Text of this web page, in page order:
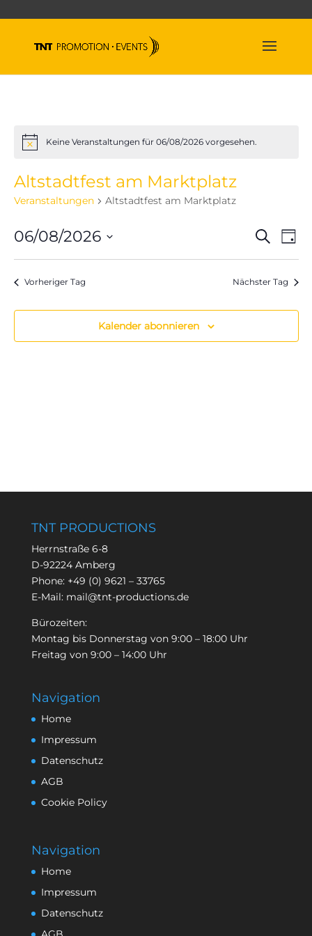
HinweisKeine Veranstaltungen für 06/08/2026 vorgesehen.
Altstadtfest am Marktplatz
Veranstaltungen Altstadtfest am Marktplatz
Suche
Tag
06/08/2026
Vorheriger Tag Nächster Tag
Kalender abonnieren
TNT PRODUCTIONS
Herrnstraße 6-8
D-92224 Amberg
Phone: +49 (0) 9621 – 33765
E-Mail: mail@tnt-productions.de
Bürozeiten:
Montag bis Donnerstag von 9:00 – 18:00 Uhr
Freitag von 9:00 – 14:00 Uhr
Navigation
Home
Impressum
Datenschutz
AGB
Cookie Policy
Navigation
Home
Impressum
Datenschutz